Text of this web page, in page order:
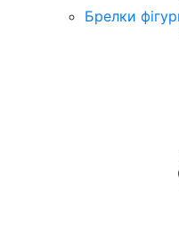
Брелки